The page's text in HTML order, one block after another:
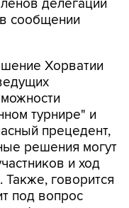
Хорватии
турнире" и
прецедент,
решения могут
и ход
говорится
под вопрос
всех